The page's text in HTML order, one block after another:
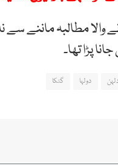
والا مطالبہ ماننے سے
پڑا تھا۔
دولہا گٹکا